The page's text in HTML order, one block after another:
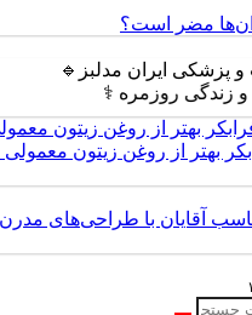
مضر است؟
پزشکی ایران مدلبز🔹
روزمره ⚕️
بهتر از روغن زیتون
آقایان با طراحی‌های